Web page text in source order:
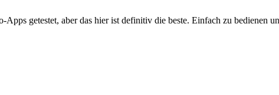
getestet, aber das hier ist definitiv die beste. Einfach zu bedienen